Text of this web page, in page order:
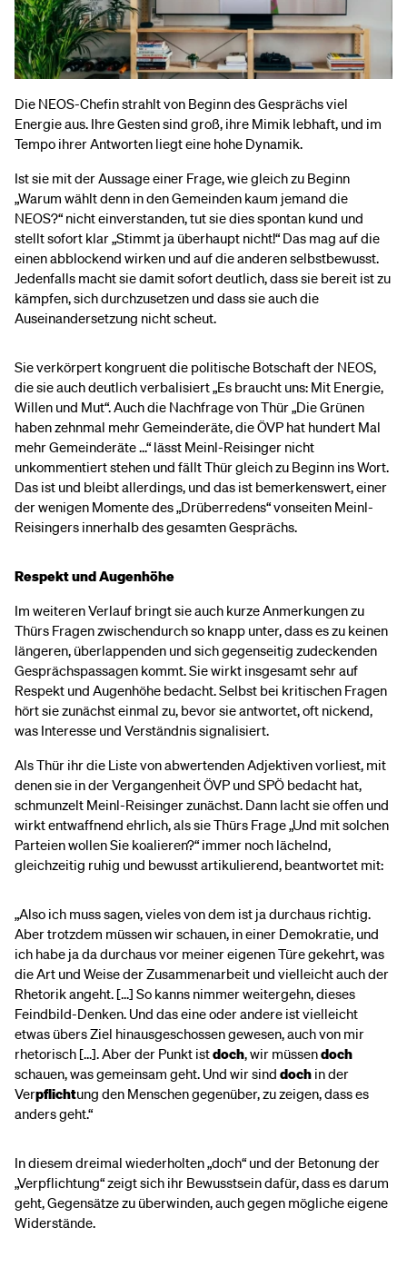
Die NEOS-Chefin strahlt von Beginn des Gesprächs viel
Energie aus. Ihre Gesten sind groß, ihre Mimik lebhaft, und im
Tempo ihrer Antworten liegt eine hohe Dynamik.
Ist sie mit der Aussage einer Frage, wie gleich zu Beginn
„Warum wählt denn in den Gemeinden kaum jemand die
NEOS?“ nicht einverstanden, tut sie dies spontan kund und
stellt sofort klar „Stimmt ja überhaupt nicht!“ Das mag auf die
einen abblockend wirken und auf die anderen selbstbewusst.
Jedenfalls macht sie damit sofort deutlich, dass sie bereit ist zu
kämpfen, sich durchzusetzen und dass sie auch die
Auseinandersetzung nicht scheut.
Sie verkörpert kongruent die politische Botschaft der NEOS,
die sie auch deutlich verbalisiert „Es braucht uns: Mit Energie,
Willen und Mut“. Auch die Nachfrage von Thür „Die Grünen
haben zehnmal mehr Gemeinderäte, die ÖVP hat hundert Mal
mehr Gemeinderäte ...“ lässt Meinl-Reisinger nicht
unkommentiert stehen und fällt Thür gleich zu Beginn ins Wort.
Das ist und bleibt allerdings, und das ist bemerkenswert, einer
der wenigen Momente des „Drüberredens“ vonseiten Meinl-
Reisingers innerhalb des gesamten Gesprächs.
Respekt und Augenhöhe
Im weiteren Verlauf bringt sie auch kurze Anmerkungen zu
Thürs Fragen zwischendurch so knapp unter, dass es zu keinen
längeren, überlappenden und sich gegenseitig zudeckenden
Gesprächspassagen kommt. Sie wirkt insgesamt sehr auf
Respekt und Augenhöhe bedacht. Selbst bei kritischen Fragen
hört sie zunächst einmal zu, bevor sie antwortet, oft nickend,
was Interesse und Verständnis signalisiert.
Als Thür ihr die Liste von abwertenden Adjektiven vorliest, mit
denen sie in der Vergangenheit ÖVP und SPÖ bedacht hat,
schmunzelt Meinl-Reisinger zunächst. Dann lacht sie offen und
wirkt entwaffnend ehrlich, als sie Thürs Frage „Und mit solchen
Parteien wollen Sie koalieren?“ immer noch lächelnd,
gleichzeitig ruhig und bewusst artikulierend, beantwortet mit:
„Also ich muss sagen, vieles von dem ist ja durchaus richtig.
Aber trotzdem müssen wir schauen, in einer Demokratie, und
ich habe ja da durchaus vor meiner eigenen Türe gekehrt, was
die Art und Weise der Zusammenarbeit und vielleicht auch der
Rhetorik angeht. [...] So kanns nimmer weitergehn, dieses
Feindbild-Denken. Und das eine oder andere ist vielleicht
etwas übers Ziel hinausgeschossen gewesen, auch von mir
rhetorisch [...]. Aber der Punkt istdoch, wir müssendoch
schauen, was gemeinsam geht. Und wir sind doch in der
Verpflichtung den Menschen gegenüber, zu zeigen, dass es
anders geht.“
In diesem dreimal wiederholten „doch“ und der Betonung der
„Verpflichtung“ zeigt sich ihr Bewusstsein dafür, dass es darum
geht, Gegensätze zu überwinden, auch gegen mögliche eigene
Widerstände.